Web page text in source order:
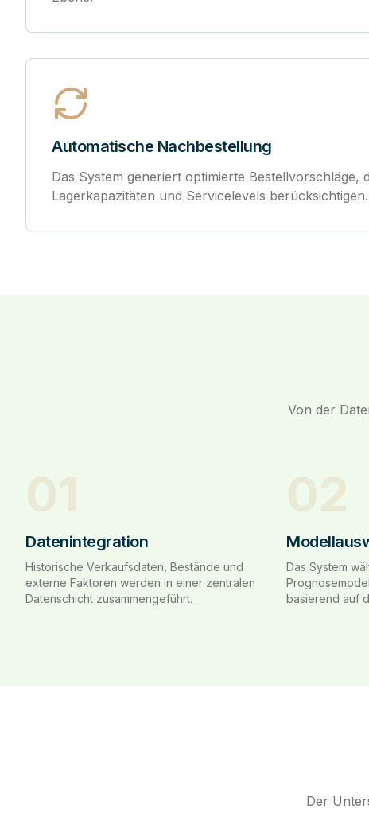
Automatische Nachbestellung
Das System generiert optimierte Bestellvorschläge,
Lagerkapazitäten und Servicelevels berücksichtigen.
Von der
01
Datenintegration
Historische Verkaufsdaten, Bestände und
externe Faktoren werden in einer zentralen
Datenschicht zusammengeführt.
02
Das System
basierend auf
Der